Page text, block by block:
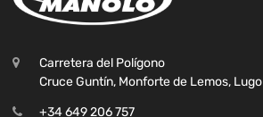
Carretera del Polígono
Cruce Guntín, Monforte de Lemos, Lugo
+34 649 206 757